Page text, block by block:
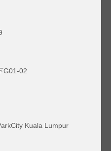
G01-02
Kuala Lumpur